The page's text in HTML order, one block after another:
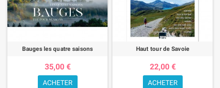
Bauges les quatre saisons
35,00 €
ACHETER
Haut tour de Savoie
22,00 €
ACHETER